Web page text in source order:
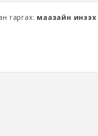
гаргах: маазайн инээх